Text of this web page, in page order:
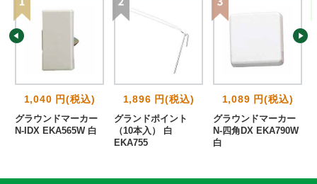
1,040 円(税込)
グラウンドマーカー
N-IDX EKA565W 白
1,896 円(税込)
グランドポイント
（10本入） 白
EKA755
1,089 円(税込)
グラウンドマーカー
N-四角DX EKA790W
白